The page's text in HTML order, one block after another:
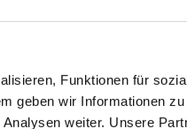
Funktionen für
geben wir Informationen
weiter. Unsere